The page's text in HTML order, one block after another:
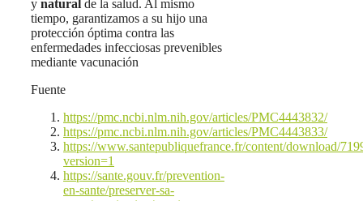
y natural de la salud. Al mismo
tiempo, garantizamos a su hijo una
protección óptima contra las
enfermedades infecciosas prevenibles
mediante vacunación
Fuente
https://pmc.ncbi.nlm.nih.gov/articles/PMC4443832/
https://pmc.ncbi.nlm.nih.gov/articles/PMC4443833/
https://www.santepubliquefrance.fr/content/download/
version=1
https://sante.gouv.fr/prevention-
en-sante/preserver-sa-